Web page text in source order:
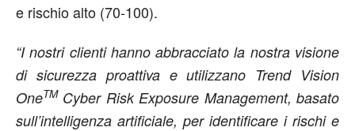
e rischio alto (70-100).
“I nostri clienti hanno abbracciato la nostra visione
di sicurezza proattiva e utilizzano Trend Vision
OneTMCyber Risk Exposure Management, basato
sull’intelligenza artificiale, per identificare i rischi e